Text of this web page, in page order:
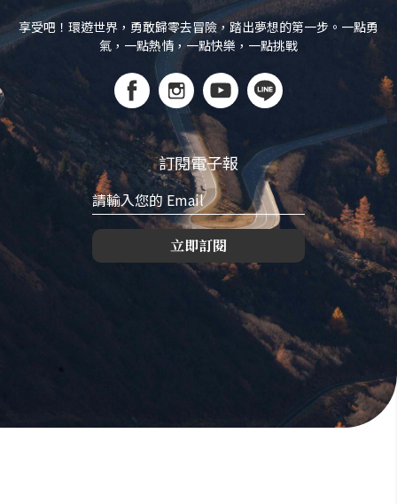
享受吧！環遊世界，勇敢歸零去冒險，踏出夢想的第一步。一點勇
氣，一點熱情，一點快樂，一點挑戰
訂閱電子報
立即訂閱